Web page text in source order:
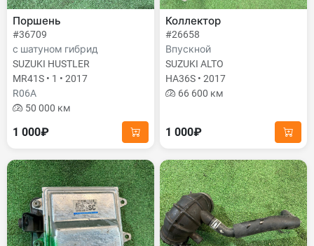
Поршень
#36709
с шатуном гибрид
SUZUKI HUSTLER
MR41S • 1 • 2017
R06A
50 000 км
1 000₽
Коллектор
#26658
Впускной
SUZUKI ALTO
HA36S • 2017
66 600 км
1 000₽